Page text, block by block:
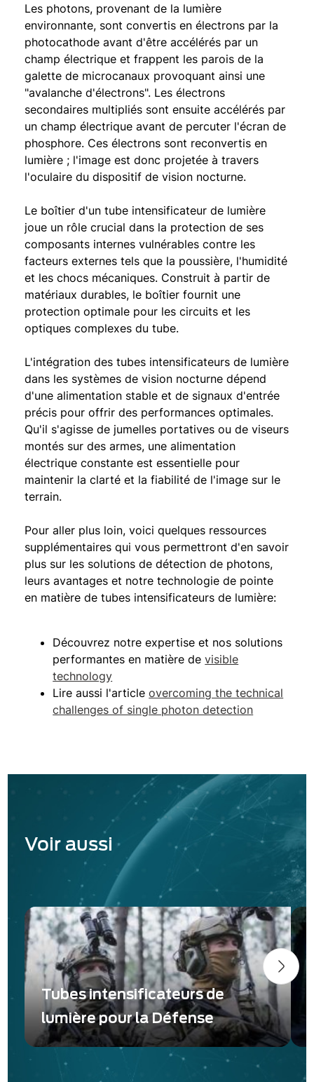
Les photons, provenant de la lumière
environnante, sont convertis en électrons par la
photocathode avant d'être accélérés par un
champ électrique et frappent les parois de la
galette de microcanaux provoquant ainsi une
"avalanche d'électrons". Les électrons
secondaires multipliés sont ensuite accélérés par
un champ électrique avant de percuter l'écran de
phosphore. Ces électrons sont reconvertis en
lumière ; l'image est donc projetée à travers
l'oculaire du dispositif de vision nocturne.
Le boîtier d'un tube intensificateur de lumière
joue un rôle crucial dans la protection de ses
composants internes vulnérables contre les
facteurs externes tels que la poussière, l'humidité
et les chocs mécaniques. Construit à partir de
matériaux durables, le boîtier fournit une
protection optimale pour les circuits et les
optiques complexes du tube.
L'intégration des tubes intensificateurs de lumière
dans les systèmes de vision nocturne dépend
d'une alimentation stable et de signaux d'entrée
précis pour offrir des performances optimales.
Qu'il s'agisse de jumelles portatives ou de viseurs
montés sur des armes, une alimentation
électrique constante est essentielle pour
maintenir la clarté et la fiabilité de l'image sur le
terrain.
Pour aller plus loin, voici quelques ressources
supplémentaires qui vous permettront d'en savoir
plus sur les solutions de détection de photons,
leurs avantages et notre technologie de pointe
en matière de tubes intensificateurs de lumière:
Découvrez notre expertise et nos solutions
performantes en matière devisible
technology
Lire aussi l'articleovercoming the technical
challenges of single photon detection
Voir aussi
Tubes intensificateurs de
lumière pour la Défense
Découvrez les tubes intensificateurs de
vision nocturne Photonis pour la Défense